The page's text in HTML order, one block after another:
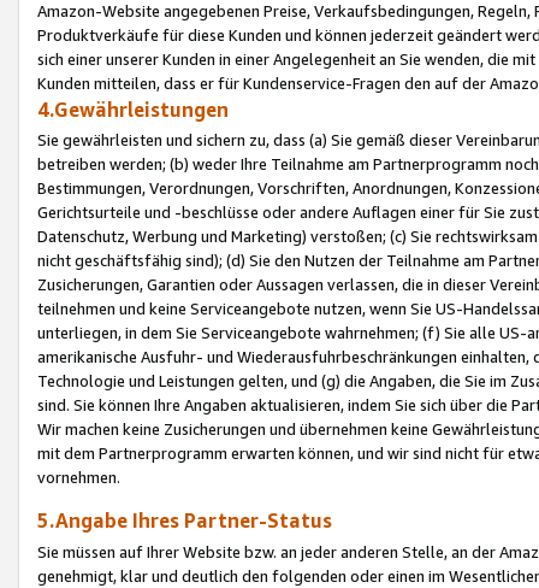
Amazon-Website angegebenen Preise, Verkaufsbedingungen,
Produktverkäufe für diese Kunden und können jederzeit geändert
sich einer unserer Kunden in einer Angelegenheit an Sie wenden, die
Kunden mitteilen, dass er für Kundenservice-Fragen den auf der
4.Gewährleistungen
Sie gewährleisten und sichern zu, dass (a) Sie gemäß dieser
betreiben werden; (b) weder Ihre Teilnahme am Partnerprogramm
Bestimmungen, Verordnungen, Vorschriften, Anordnungen,
Gerichtsurteile und -beschlüsse oder andere Auflagen einer für Sie
Datenschutz, Werbung und Marketing) verstoßen; (c) Sie
nicht geschäftsfähig sind); (d) Sie den Nutzen der Teilnahme am
Zusicherungen, Garantien oder Aussagen verlassen, die in dieser
teilnehmen und keine Serviceangebote nutzen, wenn Sie US-
unterliegen, in dem Sie Serviceangebote wahrnehmen; (f) Sie alle
amerikanische Ausfuhr- und Wiederausfuhrbeschränkungen
Technologie und Leistungen gelten, und (g) die Angaben, die Sie im
sind. Sie können Ihre Angaben aktualisieren, indem Sie sich über die
Wir machen keine Zusicherungen und übernehmen keine
mit dem Partnerprogramm erwarten können, und wir sind nicht für
vornehmen.
5.Angabe Ihres Partner-Status
Sie müssen auf Ihrer Website bzw. an jeder anderen Stelle, an der
genehmigt, klar und deutlich den folgenden oder einen im